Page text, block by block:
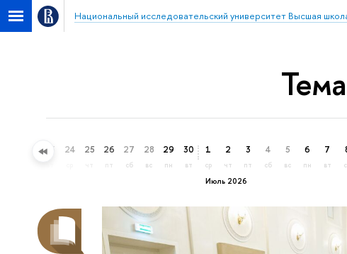
Национальный исследовательский университет Высшая
23 24 25 26
пт
27
сб
28
вс
29
пн
30
вт
Июль 2026
1
ср
2
чт
3
пт
4
сб
5
вс
6
пн
7
вт